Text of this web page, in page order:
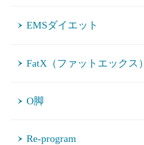
EMSダイエット
FatX（ファットエックス）
O脚
Re-program